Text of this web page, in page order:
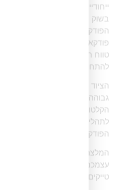
ייחודיים, מבססים עוד יותר את
בשוק צפוף. מיתוג יעיל מעביר
הפודקאסט, ומושך מאזינים
פודקאסט ממותג היטב מטפח
טווח ההגעה וההשפעה שלו.
להתחברות לקהל היעד ולהשגת
הציוד והאולפן הנכונים היא
גבוהה. בנוסף, תיאום עם
הקלטות הם שלבים חיוניים.
לתהליך הקלטה חלק ולבסוף
הפודקאסט ולמעורבות המאזינים.
המלצה: כדאי להתאמן בבית
עצמכם והקשיבו לתוצאה. בדרך
טייקים כדי להגיע לסגנון